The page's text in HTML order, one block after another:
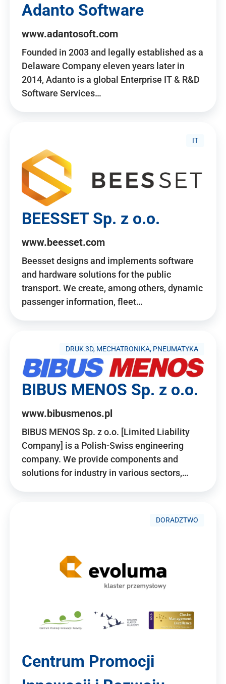
Adanto Software
www.adantosoft.com
Founded in 2003 and legally established as a
Delaware Company eleven years later in
2014, Adanto is a global Enterprise IT & R&D
Software Services…
IT
BEESSET Sp. z o.o.
www.beesset.com
Beesset designs and implements software
and hardware solutions for the public
transport. We create, among others, dynamic
passenger information, fleet…
DRUK 3D, MECHATRONIKA, PNEUMATYKA
BIBUS MENOS Sp. z o.o.
www.bibusmenos.pl
BIBUS MENOS Sp. z o.o. [Limited Liability
Company] is a Polish-Swiss engineering
company. We provide components and
solutions for industry in various sectors,…
DORADZTWO
Centrum Promocji